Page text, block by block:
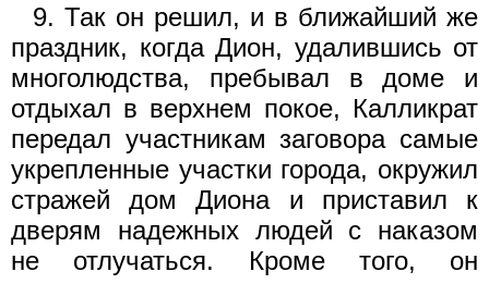
9. Так он решил, и в ближайший же
праздник, когда Дион, удалившись от
многолюдства, пребывал в доме и
отдыхал в верхнем покое, Калликрат
передал участникам заговора самые
укрепленные участки города, окружил
стражей дом Диона и приставил к
дверям надежных людей с наказом
не отлучаться. Кроме того, он